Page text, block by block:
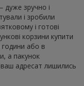
дуже зручно і
і зробили
і готові
корзини купити
години або в
а пакунок
адресат лишились